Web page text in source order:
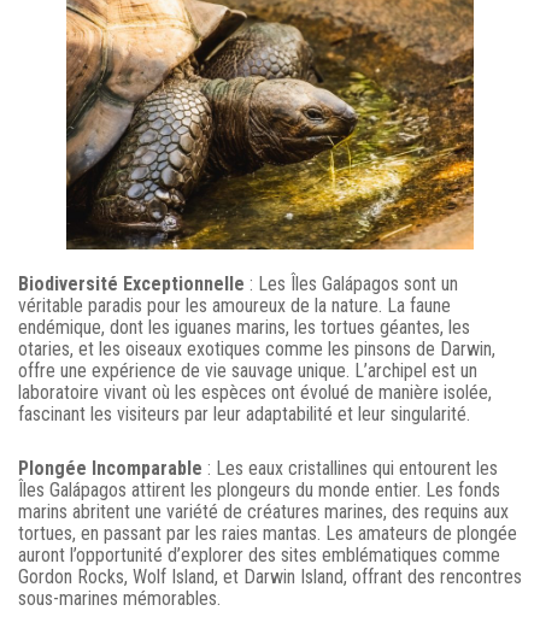
Biodiversité Exceptionnelle : Les Îles Galápagos sont un
véritable paradis pour les amoureux de la nature. La faune
endémique, dont les iguanes marins, les tortues géantes, les
otaries, et les oiseaux exotiques comme les pinsons de Darwin,
offre une expérience de vie sauvage unique. L’archipel est un
laboratoire vivant où les espèces ont évolué de manière isolée,
fascinant les visiteurs par leur adaptabilité et leur singularité.
Plongée Incomparable : Les eaux cristallines qui entourent les
Îles Galápagos attirent les plongeurs du monde entier. Les fonds
marins abritent une variété de créatures marines, des requins aux
tortues, en passant par les raies mantas. Les amateurs de plongée
auront l’opportunité d’explorer des sites emblématiques comme
Gordon Rocks, Wolf Island, et Darwin Island, offrant des rencontres
sous-marines mémorables.